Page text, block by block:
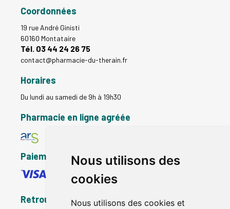
Nous utilisons des
cookies
Nous utilisons des cookies et
Coordonnées
19 rue André Ginisti
60160 Montataire
Tél. 03 44 24 26 75
contact@pharmacie-du-therain.fr
Horaires
Du lundi au samedi de 9h à 19h30
Pharmacie en ligne agréée
Paiement sécurisé
Retrouvez-nous